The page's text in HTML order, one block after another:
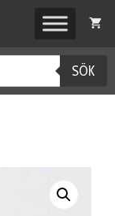
SÖK